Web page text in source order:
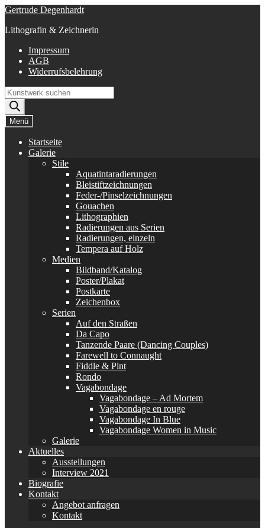
Zur
springen
Zum
springen
Gertrude Degenhardt
Lithografin & Zeichnerin
Impressum
AGB
Widerrufsbelehrung
Products
search
Menü
Startseite
Galerie
Stile
Aquatintaradierungen
Bleistiftzeichnungen
Feder-/Pinselzeichnungen
Gouachen
Lithographien
Radierungen aus Serien
Radierungen, einzeln
Tempera auf Holz
Medien
Bildband/Katalog
Poster/Plakat
Postkarte
Zeichenbox
Serien
Auf den Straßen
Da Capo
Tanzende Paare (Dancing Couples)
Farewell to Connaught
Fiddle & Pint
Rondo
Vagabondage
Vagabondage – Ad Mortem
Vagabondage en rouge
Vagabondage In Blue
Vagabondage Women in Music
Galerie
Aktuelles
Ausstellungen
Interview 2021
Biografie
Kontakt
Angebot anfragen
Kontakt